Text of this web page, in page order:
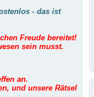
- das ist
Freude bereitet!
sein musst.
an.
und unsere Rätsel